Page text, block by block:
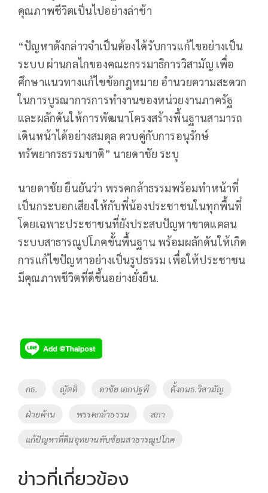
คุณภาพชีวิตเป็นไปอย่างล่าช้า
“ปัญหาดังกล่าวจำเป็นต้องได้รับการแก้ไขอย่างเป็น
ระบบ ผ่านกลไกของคณะกรรมาธิการวิสามัญ เพื่อ
ศึกษาแนวทางแก้ไขข้อกฎหมาย อำนวยความสะดวก
ในการบูรณาการการทำงานของหน่วยงานภาครัฐ
และผลักดันให้การพัฒนาโครงสร้างพื้นฐานสามารถ
เดินหน้าได้อย่างสมดุล ควบคู่กับการอนุรักษ์
ทรัพยากรธรรมชาติ” นายดาชัย ระบุ
นายดาชัย ยืนยันว่า พรรคกล้าธรรมพร้อมทำหน้าที่
เป็นกระบอกเสียงให้กับพี่น้องประชาชนในทุกพื้นที่
โดยเฉพาะประชาชนที่ยังประสบปัญหาขาดแคลน
ระบบสาธารณูปโภคขั้นพื้นฐาน พร้อมผลักดันให้เกิด
การแก้ไขปัญหาอย่างเป็นรูปธรรม เพื่อให้ประชาชน
มีคุณภาพชีวิตที่ดีขึ้นอย่างยั่งยืน.
Tags
กธ. ญัตติ ดาชัย เอกปฐพี ตั้งกมธ.วิสามัญ
ฝ่ายค้าน พรรคกล้าธรรม สภา
แก้ปัญหาที่ดินอุทยานทับซ้อนสาธารณูปโภค
ข่าวที่เกี่ยวข้อง